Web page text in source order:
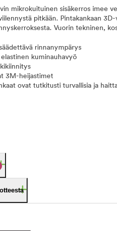
mikrokuituinen sisäkerros imee
pitkään. Pintakankaan
Vuorin tekninen,
rinnanympärys
elastinen kuminauhavyö
3M-heijastimet
ovat tutkitusti turvallisia ja